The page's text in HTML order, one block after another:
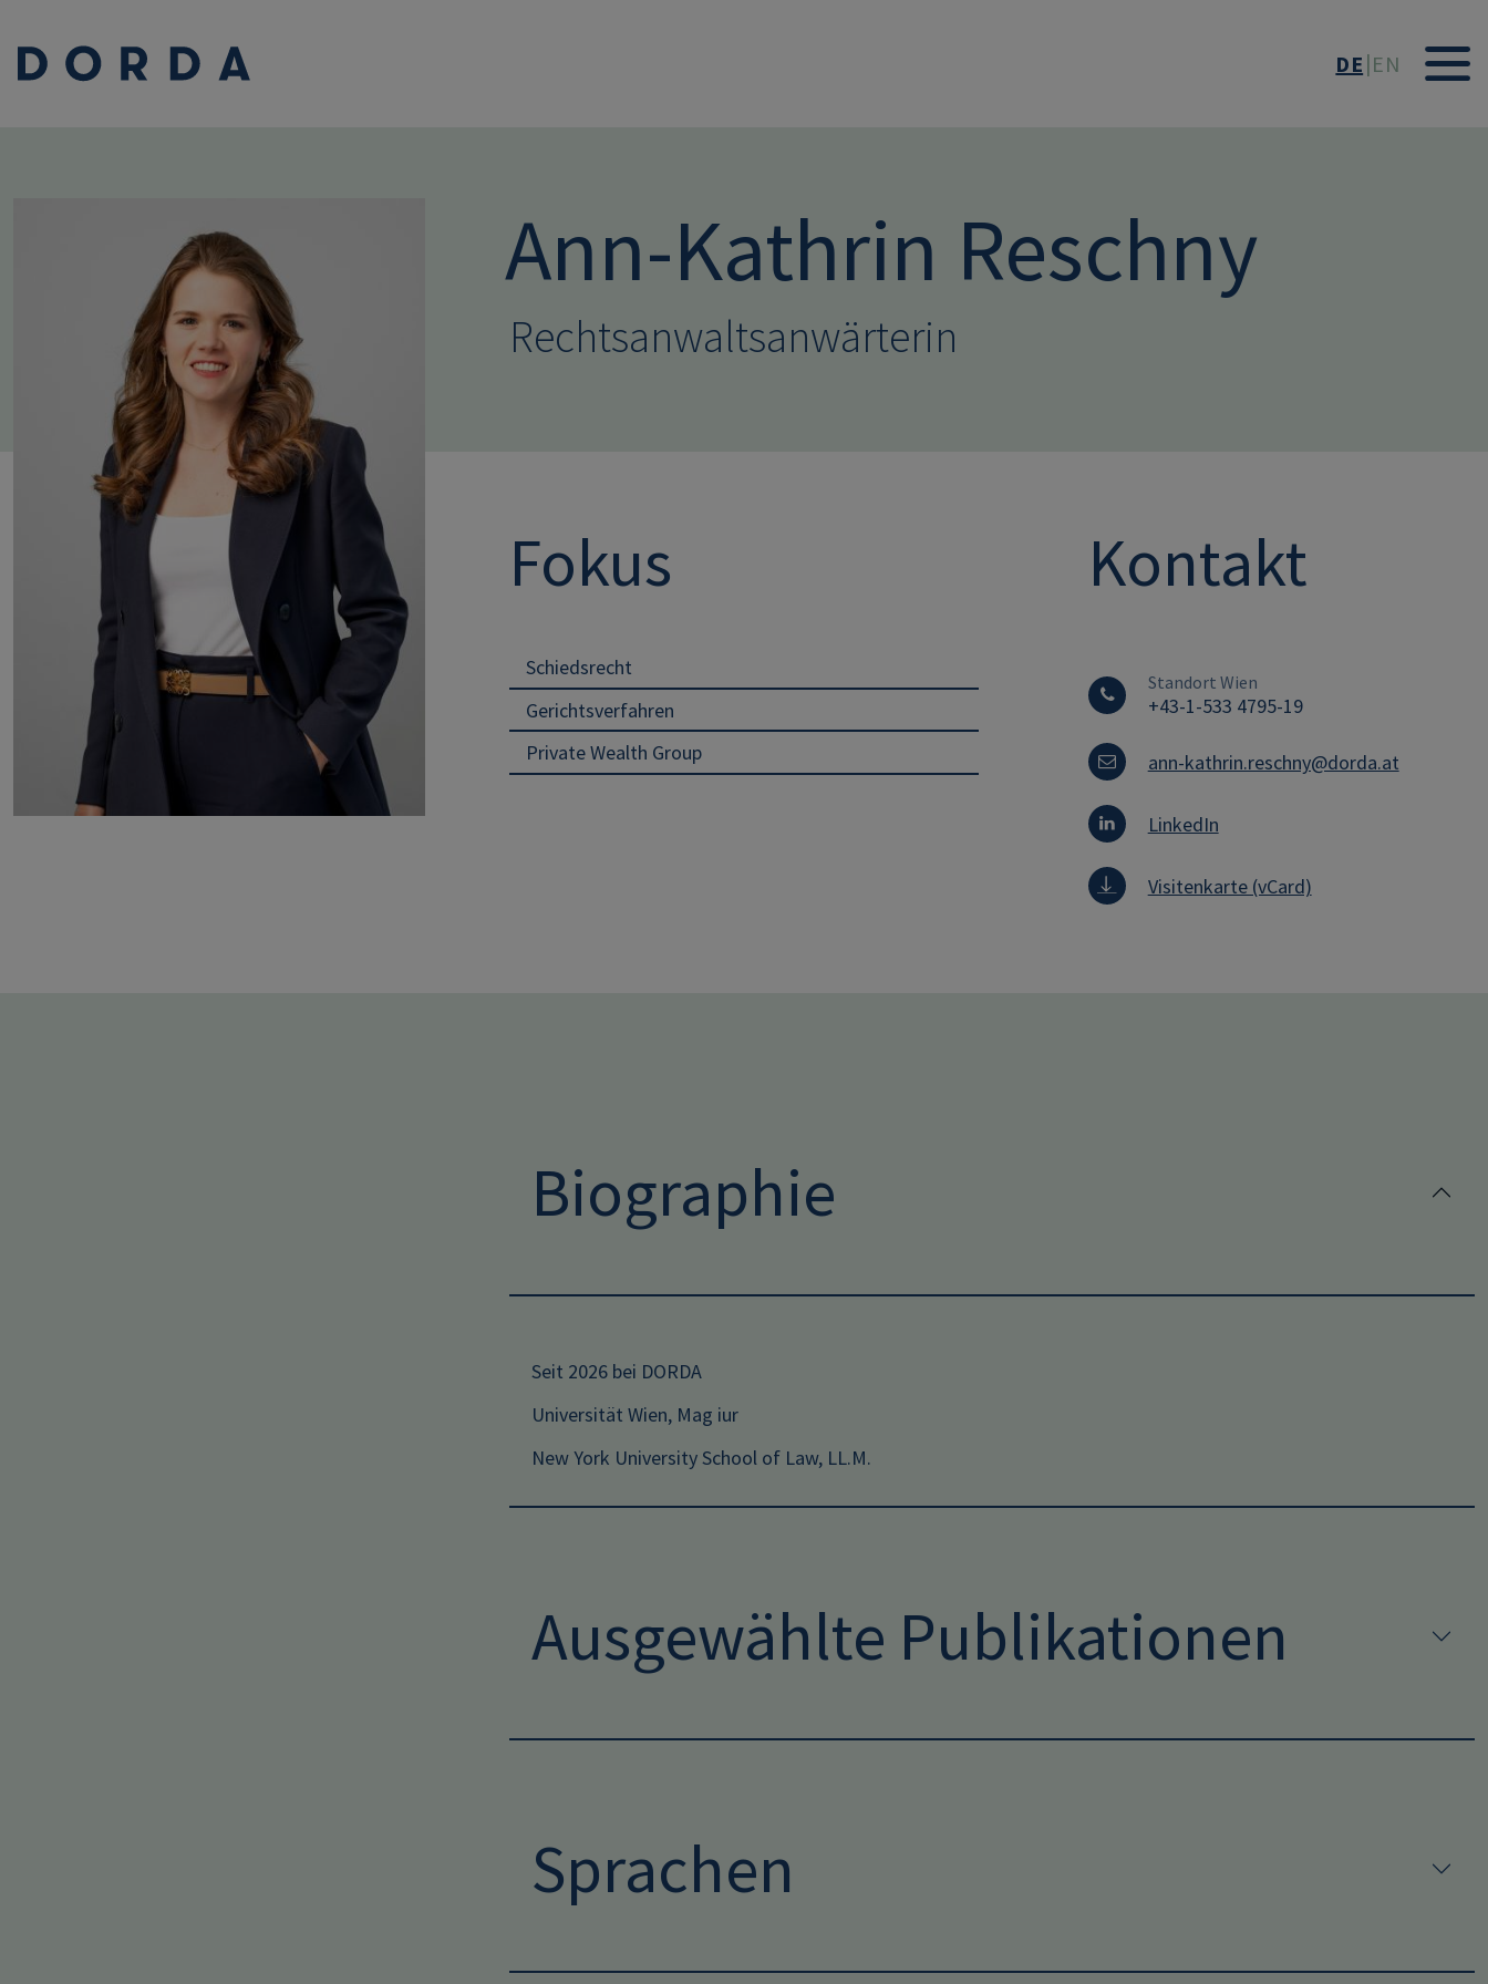
DE EN
Ann-Kathrin Reschny
Rechtsanwaltsanwärterin
Fokus
Schiedsrecht
Gerichtsverfahren
Private Wealth Group
Kontakt
Standort Wien
+43-1-533 4795-19
ann-kathrin.reschny@dorda.at
LinkedIn
Visitenkarte (vCard)
Biographie
Seit 2026 bei DORDA
Universität Wien, Mag iur
New York University School of Law, LL.M.
Ausgewählte Publikationen
Sprachen